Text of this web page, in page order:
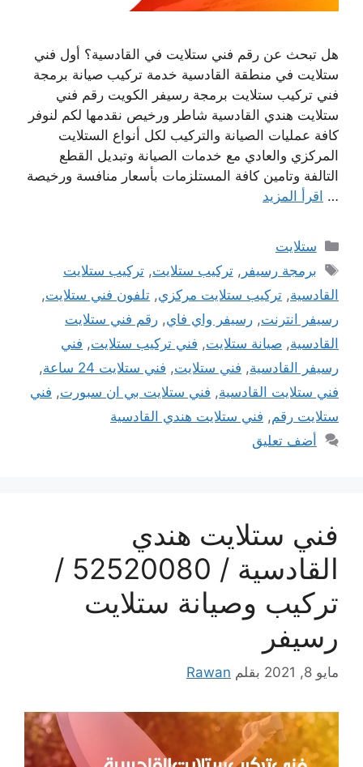
هل تبحث عن رقم فني ستلايت في القادسية؟ أول فني
ستلايت في منطقة القادسية خدمة تركيب صيانة برمجة
فني تركيب ستلايت برمجة رسيفر الكويت رقم فني
ستلايت هندي القادسية شاطر ورخيص نقدمها لكم لنوفر
كافة عمليات الصيانة والتركيب لكل أنواع الستلايت
المركزي والعادي مع خدمات الصيانة وتبديل القطع
التالفة وتامين كافة المستلزمات بأسعار منافسة ورخيصة
… اقرأ المزيد
التصنيفات
ستلايت
الوسوم
برمجة رسيفر ,تركيب ستلايت,تركيب ستلايت
القادسية, تركيب ستلايت مركزي, تلفون فني ستلايت,
رسيفر انترنت, رسيفر واي فاي, رقم فني ستلايت
القادسية, صيانة ستلايت, فني تركيب ستلايت, فني
رسيفر القادسية, فني ستلايت, فني ستلايت 24 ساعة
,
فني ستلايت القادسية, فني ستلايت بي ان سبورت, فني
ستلايت رقم, فني ستلايت هندي القادسية
أضف تعليق
فني ستلايت هندي
القادسية / 52520080 /
تركيب وصيانة ستلايت
رسيفر
مايو 8, 2021 بقلم Rawan